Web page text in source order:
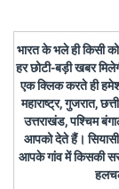
भारत के भले ही किसी
हर छोटी-बड़ी खबर
एक क्लिक करते ही
महाराष्ट्र, गुजरात,
उत्तराखंड, पश्चिम
आपको देते हैं। सियासी
आपके गांव में किसकी